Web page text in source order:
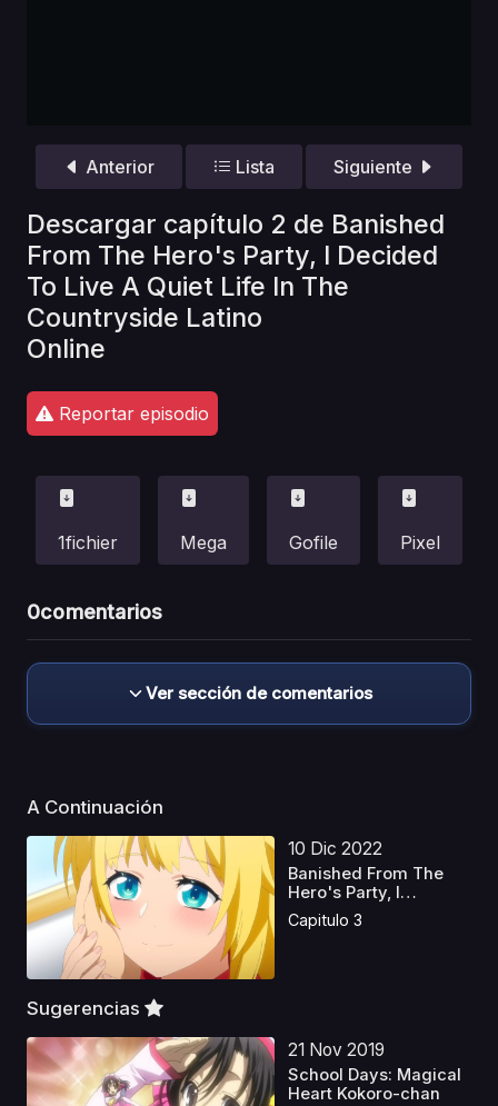
Anterior Lista Siguiente
Descargar capítulo 2 de Banished
From The Hero's Party, I Decided
To Live A Quiet Life In The
Countryside Latino
Online
Reportar episodio
1fichier Mega Gofile Pixel
0comentarios
Ver sección de comentarios
A Continuación
10 Dic 2022
Banished From The
Hero's Party, I
Decide...
Capitulo 3
Sugerencias
21 Nov 2019
School Days: Magical
Heart Kokoro-chan